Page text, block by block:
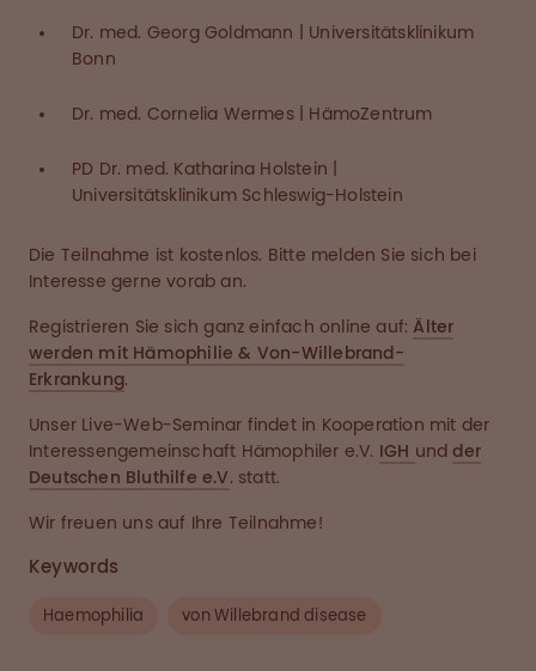
Dr. med. Georg Goldmann | Universitätsklinikum
Bonn
Dr. med. Cornelia Wermes | HämoZentrum
PD Dr. med. Katharina Holstein |
Universitätsklinikum Schleswig-Holstein
Die Teilnahme ist kostenlos. Bitte melden Sie sich bei
Interesse gerne vorab an.
Registrieren Sie sich ganz einfach online auf:Älter
werden mit Hämophilie & Von-Willebrand-
Erkrankung.
Unser Live-Web-Seminar findet in Kooperation mit der
Interessengemeinschaft Hämophiler e.V. IGH undder
Deutschen Bluthilfe e.V. statt.
Wir freuen uns auf Ihre Teilnahme!
Keywords
Haemophilia von Willebrand disease